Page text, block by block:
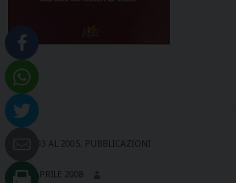
DAL 2003 AL 2005 PUBBLICAZIONI
28 APRILE 2008